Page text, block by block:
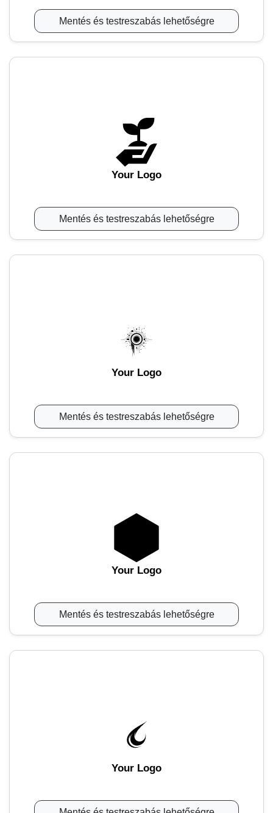
Mentés és testreszabás lehetőségre
Your Logo
Mentés és testreszabás lehetőségre
Your Logo
Mentés és testreszabás lehetőségre
Your Logo
Mentés és testreszabás lehetőségre
Your Logo